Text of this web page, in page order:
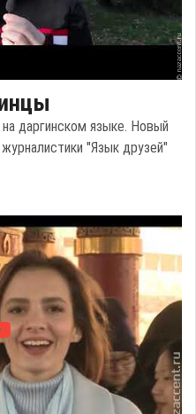
даргинском языке. Новый
"Язык друзей"